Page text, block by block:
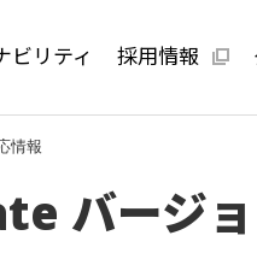
ビリティ 採用情報
情報
バージョ